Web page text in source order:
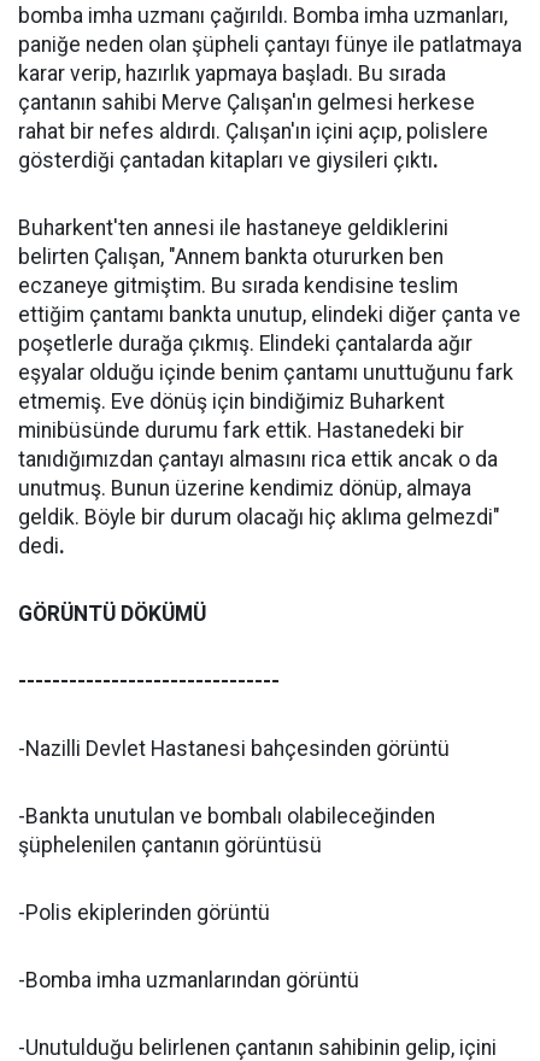
bomba imha uzmanı çağırıldı. Bomba imha uzmanları,
paniğe neden olan şüpheli çantayı fünye ile patlatmaya
karar verip, hazırlık yapmaya başladı. Bu sırada
çantanın sahibi Merve Çalışan'ın gelmesi herkese
rahat bir nefes aldırdı. Çalışan'ın içini açıp, polislere
gösterdiği çantadan kitapları ve giysileri çıktı.
Buharkent'ten annesi ile hastaneye geldiklerini
belirten Çalışan, "Annem bankta otururken ben
eczaneye gitmiştim. Bu sırada kendisine teslim
ettiğim çantamı bankta unutup, elindeki diğer çanta ve
poşetlerle durağa çıkmış. Elindeki çantalarda ağır
eşyalar olduğu içinde benim çantamı unuttuğunu fark
etmemiş. Eve dönüş için bindiğimiz Buharkent
minibüsünde durumu fark ettik. Hastanedeki bir
tanıdığımızdan çantayı almasını rica ettik ancak o da
unutmuş. Bunun üzerine kendimiz dönüp, almaya
geldik. Böyle bir durum olacağı hiç aklıma gelmezdi"
dedi.
GÖRÜNTÜ DÖKÜMÜ
-------------------------------
-Nazilli Devlet Hastanesi bahçesinden görüntü
-Bankta unutulan ve bombalı olabileceğinden
şüphelenilen çantanın görüntüsü
-Polis ekiplerinden görüntü
-Bomba imha uzmanlarından görüntü
-Unutulduğu belirlenen çantanın sahibinin gelip, içini